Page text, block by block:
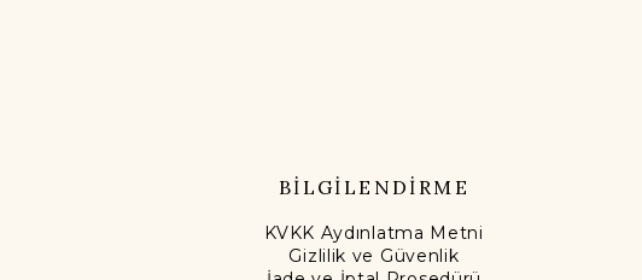
BİLGİLENDİRME
KVKK Aydınlatma Metni
Gizlilik ve Güvenlik